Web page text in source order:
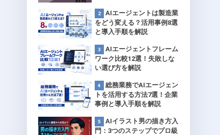
AIエージェントは製造業
をどう変える？活用事例8選
と導入手順を解説
AIエージェントフレーム
ワーク比較12選！失敗しな
い選び方を解説
総務業務でAIエージェン
トを活用する方法7選！企業
事例と導入手順を解説
AIイラスト男の描き方入
門：3つのステップでプロ級